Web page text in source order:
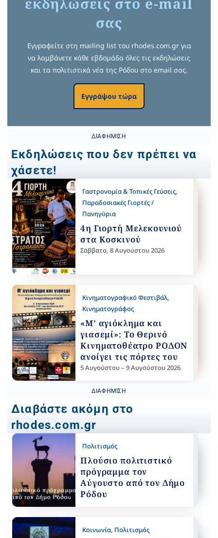
σας
Εγγραφείτε στη mailing list του rhodes.com.gr για
να λαμβάνετε κάθε εβδομάδα όλες τις εκδηλώσεις
και τα πολιτιστικά νέα της Ρόδου στο email σας.
Εγγράψου τώρα
ΔΙΑΦΉΜΙΣΗ
Εκδηλώσεις που δεν πρέπει να
χάσετε!
Γαστρονομία & Τοπικές Γεύσεις,
Παραδοσιακές Γιορτές /
Πανηγύρια
4η Γιορτή Μελεκουνιού
στα Κοσκινού
Σάββατο, 8 Αυγούστου 2026
Κινηματογραφικό Φεστιβάλ,
Κινηματογράφος
«Μ’ αγιόκλημα και
γιασεμί»: Το Θερινό
Κινηματοθέατρο ΡΟΔΟΝ
ανοίγει τις πόρτες του
5 Αυγούστου – 9 Αυγούστου 2026
ΔΙΑΦΉΜΙΣΗ
Διαβάστε ακόμη στο
rhodes.com.gr
Πολιτισμός
Πλούσιο πολιτιστικό
πρόγραμμα τον
Αύγουστο από τον Δήμο
Ρόδου
Κοινωνία, Πολιτισμός